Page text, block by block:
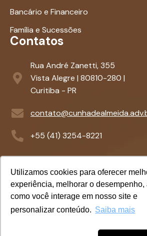
Utilizamos cookies para oferecer
experiência, melhorar o desempenho,
como você interage em nosso site e
personalizar conteúdo. Saiba mais
Bancário e Financeiro
Família e Sucessões
Contatos
Rua André Zanetti, 355
Vista Alegre | 80810-280 |
Curitiba - PR
+55 (41) 3254-8221
Termos &
Politicas de
©2026